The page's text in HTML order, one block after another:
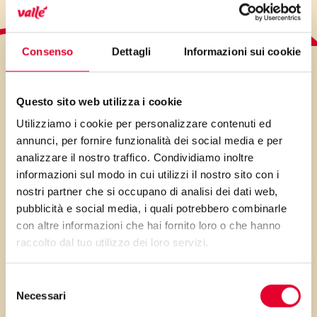
Consenso Dettagli Informazioni sui cookie
Questo sito web utilizza i cookie
Utilizziamo i cookie per personalizzare contenuti ed
annunci, per fornire funzionalità dei social media e per
analizzare il nostro traffico. Condividiamo inoltre
informazioni sul modo in cui utilizzi il nostro sito con i
nostri partner che si occupano di analisi dei dati web,
pubblicità e social media, i quali potrebbero combinarle
con altre informazioni che hai fornito loro o che hanno
raccolto dal tuo utilizzo dei loro servizi.
delNecessari
LO SAPEVI?
Ricetta saporita ed originale
per una pizza alternativa,
proteica e 100% vegetale. Facile
e deliziosa con i giusti segreti
ed ingredienti, tra cui Vallé
Omega 3!